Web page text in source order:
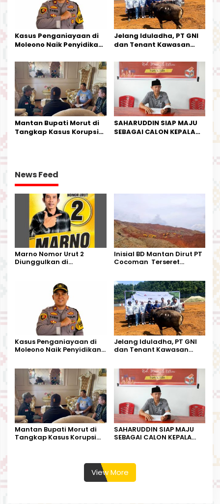
Kasus Penganiayaan di
Moleono Naik Penyidikan,
Kesempatan Terakhir
Jelang Iduladha, PT GNI
dan Tenant Kawasan
Kurban
Mantan Bupati Morut di
Tangkap Kasus Korupsi
SAHARUDDIN SIAP MAJU
SEBAGAI CALON KEPALA
News Feed
Marno Nomor Urut 2
Diunggulkan di
Harapan Warga
Inisial BD Mantan Dirut PT
Cocoman Terseret
Kalimantan Barat
Kasus Penganiayaan di
Moleono Naik Penyidikan,
Jelang Iduladha, PT GNI
dan Tenant Kawasan
Mantan Bupati Morut di
Tangkap Kasus Korupsi
SAHARUDDIN SIAP MAJU
SEBAGAI CALON KEPALA
View More